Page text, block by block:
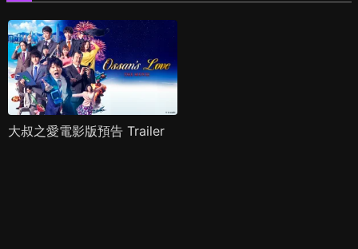
大叔之愛電影版預告 Trailer